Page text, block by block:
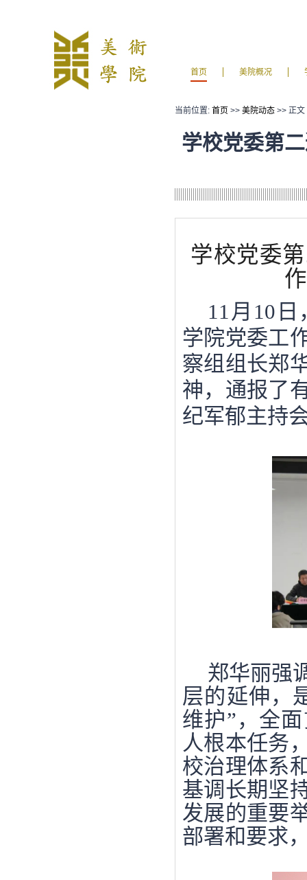
首页 美院概况
当前位置: 首页 >> 美院动态 >> 正文
学校党委第
学校党委
11月10
学院党委工
察组组长郑
神，通报了
纪军郁主持
郑华丽强
层的延伸，
维护”，全
人根本任务
校治理体系
基调长期坚
发展的重要
部署和要求